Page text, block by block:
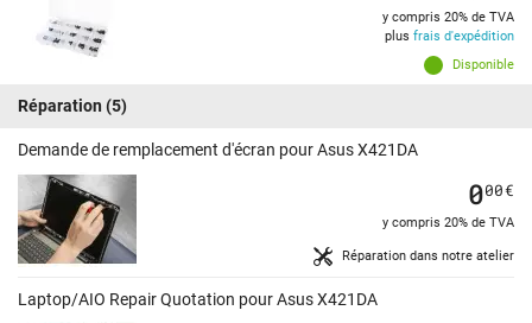
Disponible
y compris 20% de TVA
plus frais d'expédition
Réparation (5)
Demande de remplacement d'écran pour Asus X421DA
Réparation dans notre atelier
000€
y compris 20% de TVA
Laptop/AIO Repair Quotation pour Asus X421DA